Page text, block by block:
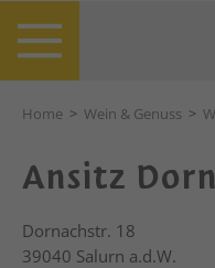
Home > Wein & Genuss >
Ansitz
Dornachstr. 18
39040 Salurn a.d.W.